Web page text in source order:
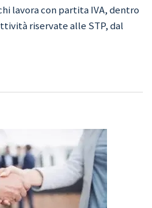
lavora con partita IVA, dentro
riservate alle STP, dal